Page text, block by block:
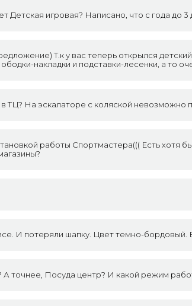
Детская игровая? Написано, что с года до
Т.к у вас теперь открылся
накладки и подставки-лесенки, а то
ТЦ? На эскалаторе с коляской невозможно
работы Спортмастера((( Есть
И потеряли шапку. Цвет темно-бордовый.
точнее, Посуда центр? И какой режим